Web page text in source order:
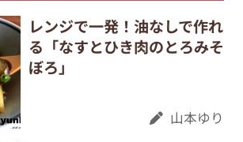
レンジで一発！油なしで作れ
る「なすとひき肉のとろみそ
ぼろ」
山本ゆり